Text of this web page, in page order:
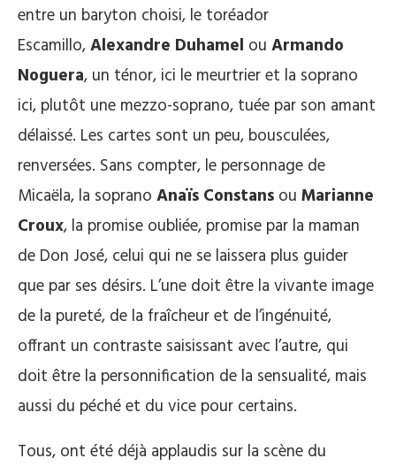
entre un baryton choisi, le toréador
Escamillo,Alexandre Duhamel ou Armando
Noguera, un ténor, ici le meurtrier et la soprano
ici, plutôt une mezzo-soprano, tuée par son amant
délaissé. Les cartes sont un peu, bousculées,
renversées. Sans compter, le personnage de
Micaëla, la soprano Anaïs Constans ou Marianne
Croux, la promise oubliée, promise par la maman
de Don José, celui qui ne se laissera plus guider
que par ses désirs. L’une doit être la vivante image
de la pureté, de la fraîcheur et de l’ingénuité,
offrant un contraste saisissant avec l’autre, qui
doit être la personnification de la sensualité, mais
aussi du péché et du vice pour certains.
Tous, ont été déjà applaudis sur la scène du